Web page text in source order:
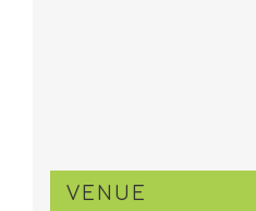
VENUE